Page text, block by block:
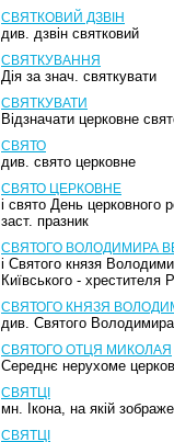
СВЯТКОВИЙ ДЗВІН
див. дзвін святковий
СВЯТКУВАННЯ
Дія за знач. святкувати
СВЯТКУВАТИ
Відзначати церковне
СВЯТО
див. свято церковне
СВЯТО ЦЕРКОВНЕ
і свято День церковного
заст. празник
СВЯТОГО ВОЛОДИМИРА
і Святого князя
Київського - хрестителя
СВЯТОГО КНЯЗЯ
див. Святого
СВЯТОГО ОТЦЯ МИКОЛАЯ
Середнє нерухоме
СВЯТЦІ
мн. Ікона, на якій
СВЯТЦІ